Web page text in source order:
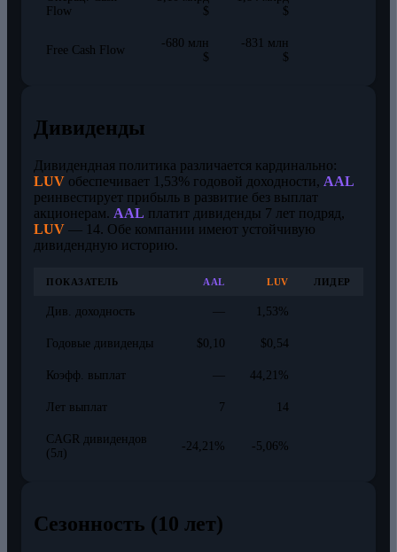
Flow
$
$
Free Cash Flow
-680 млн
$
-831 млн
$
Дивиденды
Дивидендная политика различается кардинально:
LUV обеспечивает 1,53% годовой доходности, AAL
реинвестирует прибыль в развитие без выплат
акционерам. AAL платит дивиденды 7 лет подряд,
LUV — 14. Обе компании имеют устойчивую
дивидендную историю.
ПОКАЗАТЕЛЬ AAL LUV ЛИДЕР
Див. доходность — 1,53%
Годовые дивиденды $0,10 $0,54
Коэфф. выплат — 44,21%
Лет выплат 7 14
CAGR дивидендов
(5л)
-24,21% -5,06%
Сезонность (10 лет)